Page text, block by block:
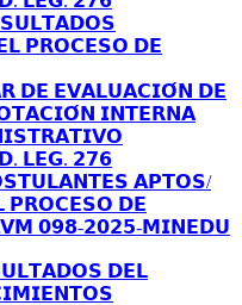
𝗣𝗥𝗢𝗖𝗘𝗦𝗢 𝗗𝗘
𝗗𝗘 𝗘𝗩𝗔𝗟𝗨𝗔𝗖𝗜𝗢́𝗡 𝗗𝗘
𝗜𝗡𝗧𝗘𝗥𝗡𝗔
𝗟𝗘𝗚. 𝟮𝟳𝟲
𝗔𝗣𝗧𝗢𝗦/
𝗣𝗥𝗢𝗖𝗘𝗦𝗢 𝗗𝗘
𝟬𝟵𝟴-𝟮𝟬𝟮𝟱-𝗠𝗜𝗡𝗘𝗗𝗨
𝗗𝗘𝗟